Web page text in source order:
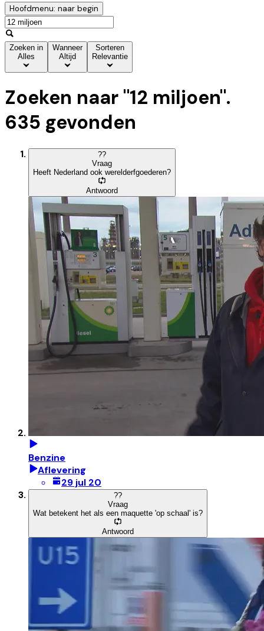
Hoofdmenu: naar begin
Zoeken in
Alles
Wanneer
Altijd
Sorteren
Relevantie
Zoeken naar "12 miljoen".
635 gevonden
??
Vraag
Heeft Nederland ook werelderfgoederen?
Antwoord
Benzine
Aflevering
29 jul 20
??
Vraag
Wat betekent het als een maquette 'op schaal' is?
Antwoord